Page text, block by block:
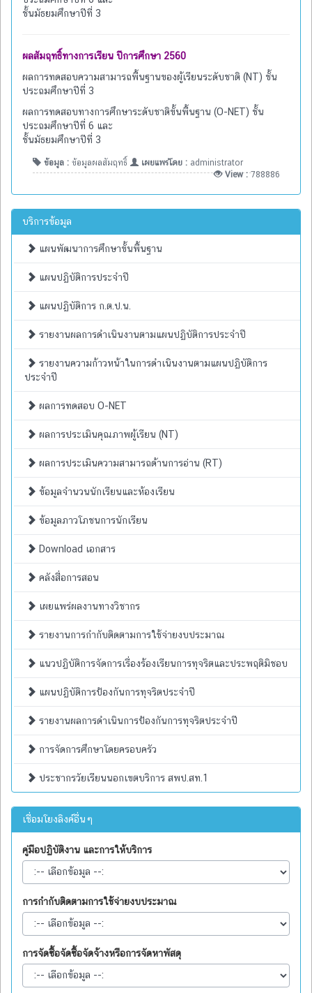
ชั้นมัธยมศึกษาปีที่ 3
ผลสัมฤทธิ์ทางการเรียน ปีการศึกษา 2560
ผลการทดสอบความสามารถพื้นฐานของผู้เรียนระดับชาติ (NT) ชั้น
ประถมศึกษาปีที่ 3
ผลการทดสอบทางการศึกษาระดับชาติขั้นพื้นฐาน (O-NET) ชั้น
ประถมศึกษาปีที่ 6 และ
ชั้นมัธยมศึกษาปีที่ 3
ข้อมูล : ข้อมูลผลสัมฤทธิ์ เผยแพร่โดย : administrator
View :788886
บริการข้อมูล
แผนพัฒนาการศึกษาขั้นพื้นฐาน
แผนปฏิบัติการประจำปี
แผนปฏิบัติการ ก.ต.ป.น.
รายงานผลการดำเนินงานตามแผนปฏิบัติการประจำปี
รายงานความก้าวหน้าในการดำเนินงานตามแผนปฏิบัติการ
ประจำปี
ผลการทดสอบ O-NET
ผลการประเมินคุณภาพผู้เรียน (NT)
ผลการประเมินความสามารถด้านการอ่าน (RT)
ข้อมูลจำนวนนักเรียนและห้องเรียน
ข้อมูลภาวโภชนการนักเรียน
Download เอกสาร
คลังสื่อการสอน
เผยแพร่ผลงานทางวิชากร
รายงานการกำกับติดตามการใช้จ่ายงบประมาณ
แนวปฏิบัติการจัดการเรื่องร้องเรียนการทุจริตและประพฤติมิชอบ
แผนปฏิบัติการป้องกันการทุจริตประจำปี
รายงานผลการดำเนินการป้องกันการทุจริตประจำปี
การจัดการศึกษาโดยครอบครัว
ประชากรวัยเรียนนอกเขตบริการ สพป.สท.1
เชื่อมโยงลิงค์อื่นๆ
คู่มือปฏิบัติงาน และการให้บริการ
การกำกับติดตามการใช้จ่ายงบประมาณ
การจัดซื้อจัดซื้อจัดจ้างหรือการจัดหาพัสดุ